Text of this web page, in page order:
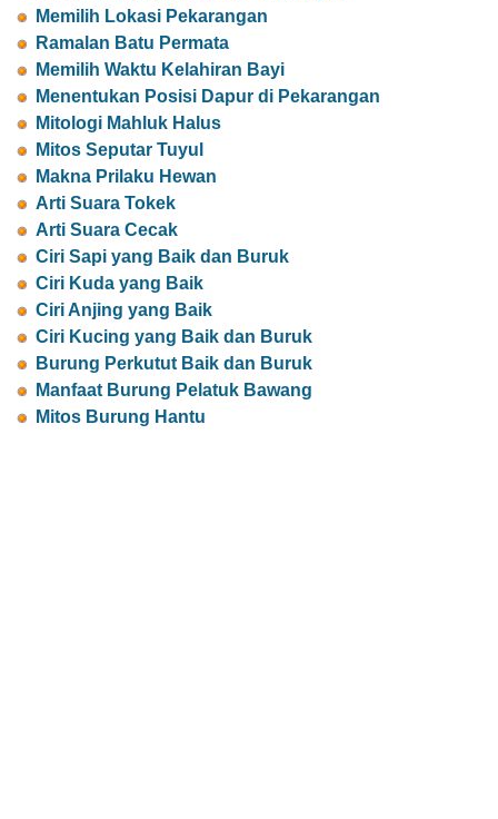
Memilih Lokasi Pekarangan
Ramalan Batu Permata
Memilih Waktu Kelahiran Bayi
Menentukan Posisi Dapur di Pekarangan
Mitologi Mahluk Halus
Mitos Seputar Tuyul
Makna Prilaku Hewan
Arti Suara Tokek
Arti Suara Cecak
Ciri Sapi yang Baik dan Buruk
Ciri Kuda yang Baik
Ciri Anjing yang Baik
Ciri Kucing yang Baik dan Buruk
Burung Perkutut Baik dan Buruk
Manfaat Burung Pelatuk Bawang
Mitos Burung Hantu